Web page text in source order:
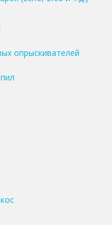
опрыскивателей